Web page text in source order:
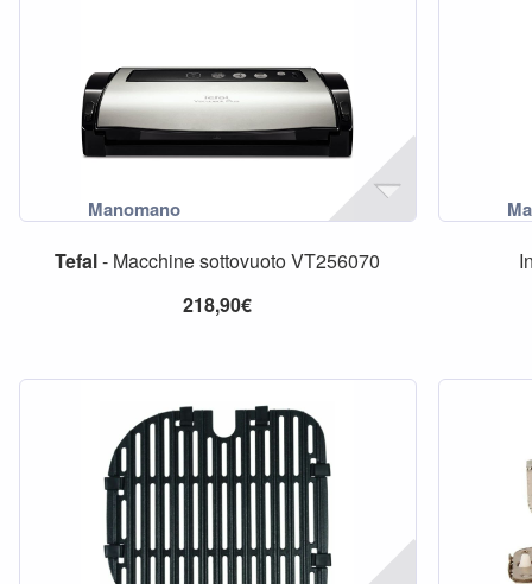
Tefal- Macchine sottovuoto VT256070
218,90€